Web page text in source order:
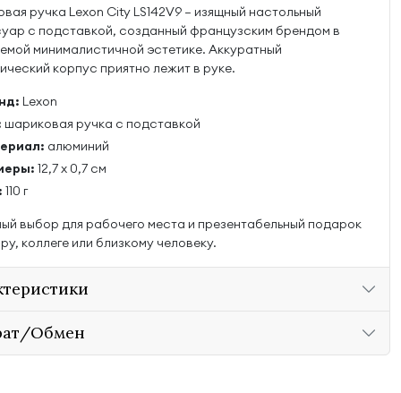
ручка Lexon City LS142V9 — изящный настольный
с подставкой, созданный французским брендом в
минималистичной эстетике. Аккуратный
корпус приятно лежит в руке.
Lexon
шариковая ручка с подставкой
алюминий
12,7 x 0,7 см
110 г
выбор для рабочего места и презентабельный подарок
коллеге или близкому человеку.
Обмен